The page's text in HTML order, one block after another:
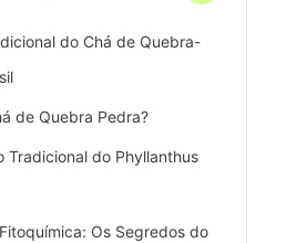
do Chá de Quebra-
de Quebra Pedra?
Tradicional do Phyllanthus
Os Segredos do